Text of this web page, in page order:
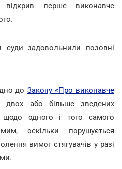
відкрив перше виконавче
суди задовольнили позовні
до Закону «Про виконавче
двох або більше зведених
щодо одного і того самого
оскільки порушується
вимог стягувачів у разі